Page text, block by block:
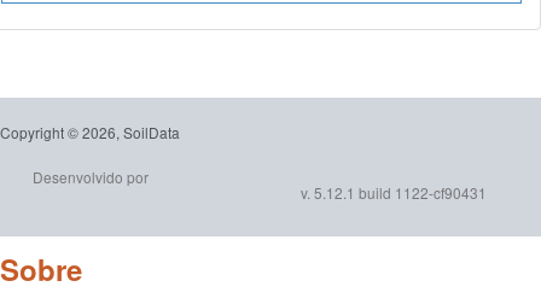
Copyright © 2026, SoilData
Desenvolvido por
v. 5.12.1 build 1122-cf90431
Sobre